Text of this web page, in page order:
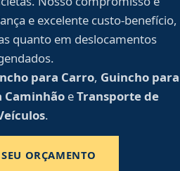
e excelente custo-benefício,
quanto em deslocamentos
para Carro, Guincho para
CaminhãoeTransporte de
.
ORÇAMENTO